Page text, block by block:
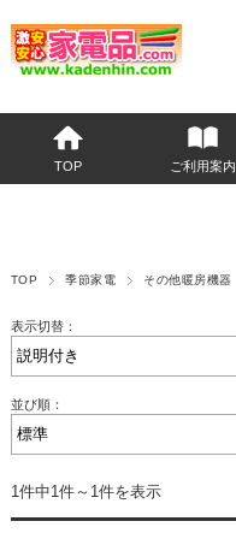
TOP ご利用案内
TOP 季節家電 その他暖房機器
表示切替：
並び順：
1件中1件～1件を表示